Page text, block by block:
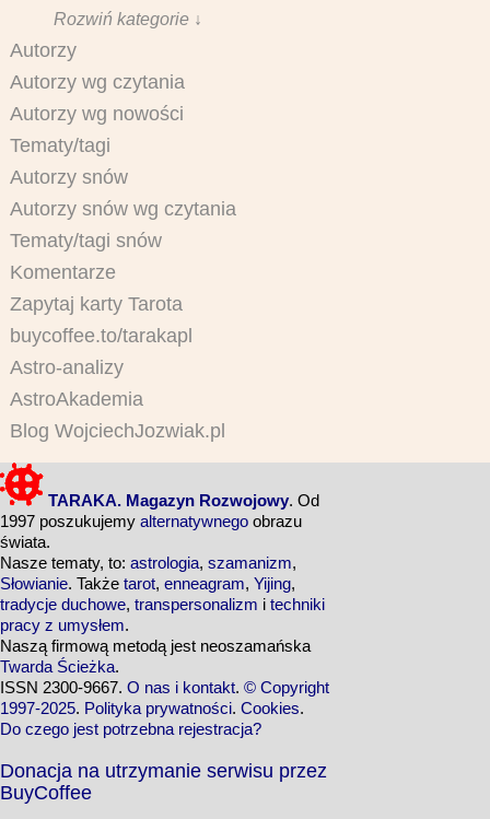
Rozwiń kategorie ↓
Autorzy
Autorzy wg czytania
Autorzy wg nowości
Tematy/tagi
Autorzy snów
Autorzy snów wg czytania
Tematy/tagi snów
Komentarze
Zapytaj karty Tarota
buycoffee.to/tarakapl
Astro-analizy
AstroAkademia
Blog WojciechJozwiak.pl
TARAKA. Magazyn Rozwojowy. Od
1997 poszukujemy alternatywnego obrazu
świata.
Nasze tematy, to: astrologia, szamanizm,
Słowianie. Także tarot, enneagram, Yijing,
tradycje duchowe, transpersonalizm i techniki
pracy z umysłem.
Naszą firmową metodą jest neoszamańska
Twarda Ścieżka.
ISSN 2300-9667. O nas i kontakt. © Copyright
1997-2025. Polityka prywatności. Cookies.
Do czego jest potrzebna rejestracja?
Donacja na utrzymanie serwisu przez
BuyCoffee